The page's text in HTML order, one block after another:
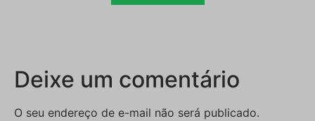
Deixe um comentário
O seu endereço de e-mail não será publicado.